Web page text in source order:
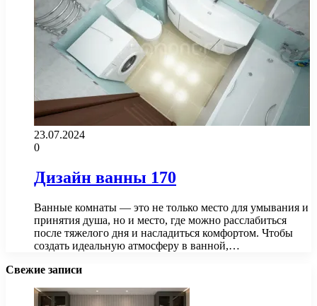
23.07.2024
0
Дизайн ванны 170
Ванные комнаты — это не только место для умывания и
принятия душа, но и место, где можно расслабиться
после тяжелого дня и насладиться комфортом. Чтобы
создать идеальную атмосферу в ванной,…
Свежие записи